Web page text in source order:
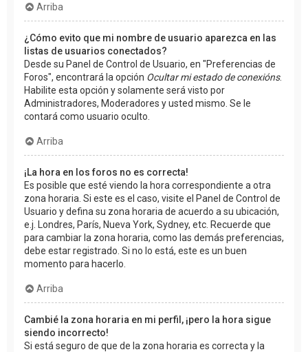
Arriba
¿Cómo evito que mi nombre de usuario aparezca en las
listas de usuarios conectados?
Desde su Panel de Control de Usuario, en "Preferencias de
Foros", encontrará la opción Ocultar mi estado de conexións.
Habilite esta opción y solamente será visto por
Administradores, Moderadores y usted mismo. Se le
contará como usuario oculto.
Arriba
¡La hora en los foros no es correcta!
Es posible que esté viendo la hora correspondiente a otra
zona horaria. Si este es el caso, visite el Panel de Control de
Usuario y defina su zona horaria de acuerdo a su ubicación,
e.j. Londres, París, Nueva York, Sydney, etc. Recuerde que
para cambiar la zona horaria, como las demás preferencias,
debe estar registrado. Si no lo está, este es un buen
momento para hacerlo.
Arriba
Cambié la zona horaria en mi perfil, ¡pero la hora sigue
siendo incorrecto!
Si está seguro de que de la zona horaria es correcta y la